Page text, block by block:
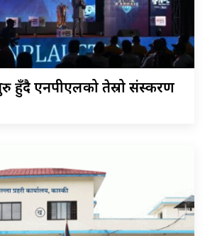
हुँदै एनपीएलको तेस्रो संस्करण